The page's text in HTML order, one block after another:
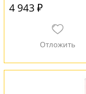
4 943 ₽